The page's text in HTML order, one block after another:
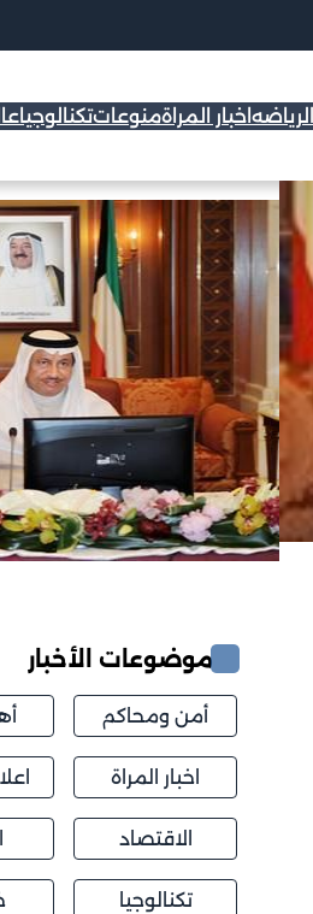
الرياضه اخبار المراةمنوعاتتكنالوجيا
موضوعات الأخبار
أمن ومحاكم
اخبار المراة
الاقتصاد
تكنالوجيا